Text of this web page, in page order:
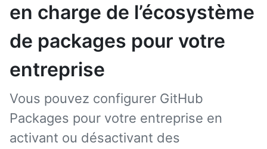
en charge de l’écosystème
de packages pour votre
entreprise
Vous pouvez configurer GitHub
Packages pour votre entreprise en
activant ou désactivant des